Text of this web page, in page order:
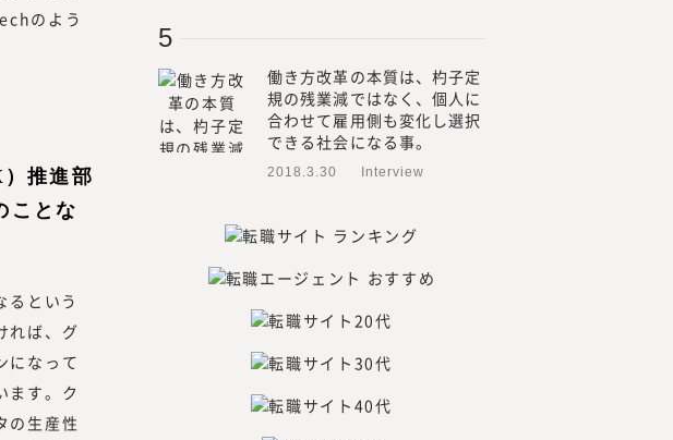
のよう
推進部
ことな
るという
れば、グ
になって
ます。ク
の生産性
働き方改革の本質は、杓子定
規の残業減ではなく、個人に
合わせて雇用側も変化し選択
できる社会になる事。
2018.3.30 Interview